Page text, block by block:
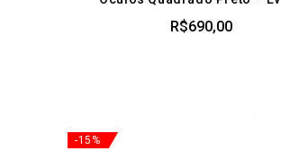
R$690,00
-15%